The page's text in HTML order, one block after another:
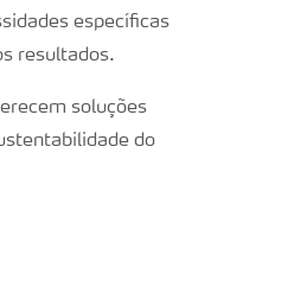
específicas
resultados.
soluções
do